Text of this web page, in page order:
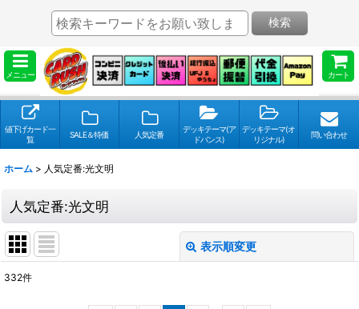
メニュー カート
検索
値下げカード一
覧
SALE＆特価 人気定番
デッキテーマ(ア
ドバンス)
デッキテーマ(オ
リジナル)
問い合わせ
ホーム > 人気定番:光文明
人気定番:光文明
表示順変更
332件